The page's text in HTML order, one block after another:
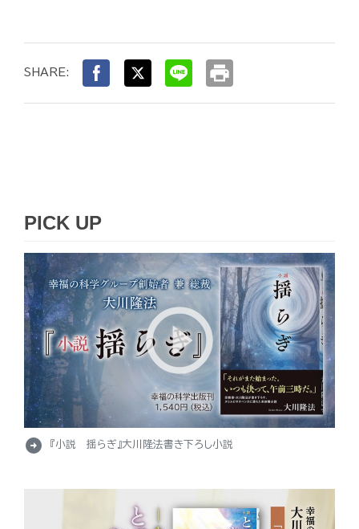
SHARE: print
PICK UP
arrow_circle_right 『小説 揺らぎ』大川隆法書き下ろし小説